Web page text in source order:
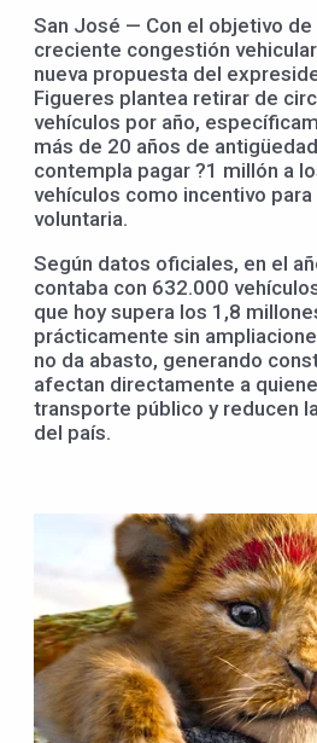
San José — Con el objetivo
creciente congestión
nueva propuesta del
Figueres plantea retirar de
vehículos por año,
más de 20 años de
contempla pagar ?1 millón a
vehículos como incentivo
voluntaria.
Según datos oficiales, en el
contaba con 632.000
que hoy supera los 1,8
prácticamente sin
no da abasto, generando
afectan directamente a
transporte público y reducen
del país.